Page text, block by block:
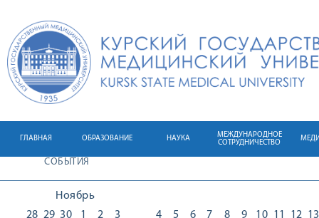
ГЛАВНАЯ ОБРАЗОВАНИЕ НАУКА
МЕЖДУНАРОДНОЕ
СОТРУДНИЧЕСТВО
СОБЫТИЯ
Ноябрь
28 29 30
1
2
3
4
5
6
7
8
9
10 11
12 13